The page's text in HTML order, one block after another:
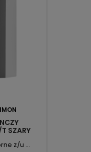
SZARY
z/u ...